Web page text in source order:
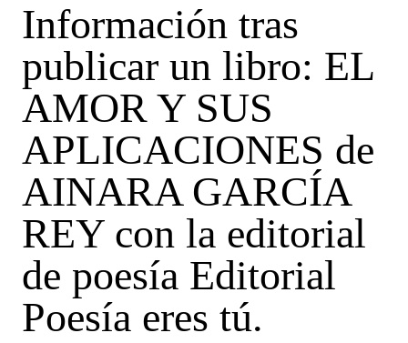
Información tras
publicar un libro: EL
AMOR Y SUS
APLICACIONES de
AINARA GARCÍA
REY con la editorial
de poesía Editorial
Poesía eres tú.